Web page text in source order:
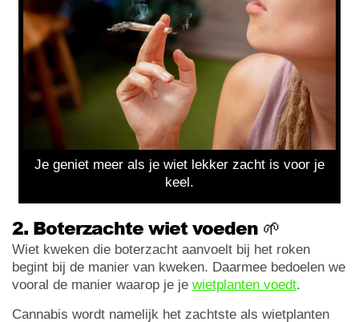
Je geniet meer als je wiet lekker zacht is voor je
keel.
2. Boterzachte wiet voeden 🌱
Wiet kweken die boterzacht aanvoelt bij het roken
begint bij de manier van kweken. Daarmee bedoelen we
vooral de manier waarop je je wietplanten voedt.
Cannabis wordt namelijk het zachtste als wietplanten